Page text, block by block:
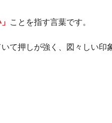
ことを指す言葉です。
て押しが強く、図々しい印